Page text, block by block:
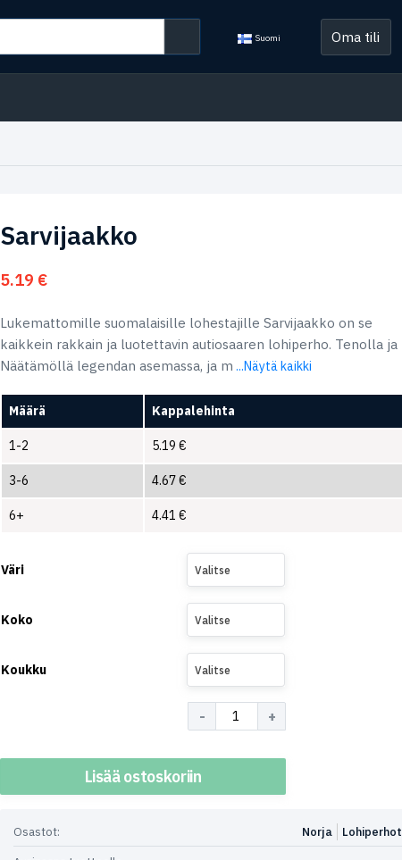
Suomi Oma tili
Sarvijaakko
5.19 €
Lukemattomille suomalaisille lohestajille Sarvijaakko on se
kaikkein rakkain ja luotettavin autiosaaren lohiperho. Tenolla ja
Näätämöllä legendan asemassa, ja m ...Näytä kaikki
Määrä Kappalehinta
1-2 5.19 €
3-6 4.67€
6+ 4.41 €
Väri Valitse
Koko Valitse
Koukku Valitse
Lisää ostoskoriin
Osastot: Lohiperhot
Norja